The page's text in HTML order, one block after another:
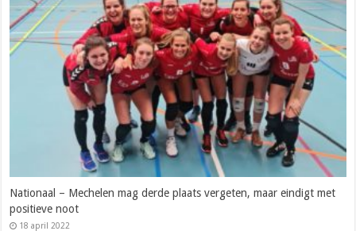
Nationaal – Mechelen mag derde plaats vergeten, maar eindigt met
positieve noot
18 april 2022